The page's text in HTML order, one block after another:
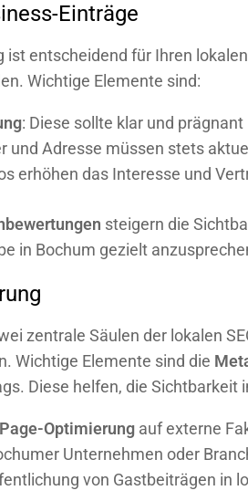
Einträge
entscheidend für Ihren
Wichtige Elemente sind:
: Diese sollte klar und
und Adresse müssen stets
erhöhen das Interesse und
steigern die
in Bochum gezielt
zentrale Säulen der lokalen
Wichtige Elemente sind die
Diese helfen, die Sichtbarkeit
Optimierung auf externe
Unternehmen oder
von Gastbeiträgen in